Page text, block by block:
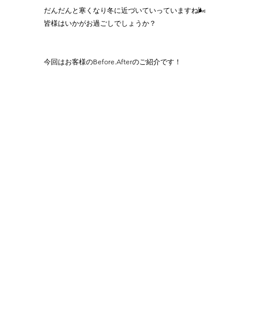
だんだんと寒くなり冬に近づいていっていますね🌬️
皆様はいかがお過ごしでしょうか？
今回はお客様のBefore.Afterのご紹介です！